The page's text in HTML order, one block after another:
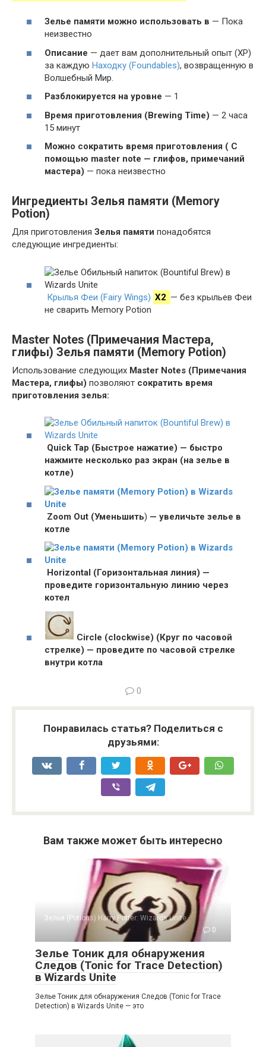
Зелье памяти можно использовать в — Пока
неизвестно
Описание — дает вам дополнительный опыт (XP)
за каждую Находку (Foundables), возвращенную в
Волшебный Мир.
Разблокируется на уровне — 1
Время приготовления (Brewing Time) — 2 часа
15 минут
Можно сократить время приготовления ( С
помощью master note — глифов, примечаний
мастера) — пока неизвестно
Ингредиенты Зелья памяти (Memory
Potion)
Для приготовления Зелья памяти понадобятся
следующие ингредиенты:
Крылья Феи (Fairy Wings) X2 — без крыльев Феи
не сварить Memory Potion
Master Notes (Примечания Мастера,
глифы) Зелья памяти (Memory Potion)
Использование следующих Master Notes (Примечания
Мастера, глифы) позволяют сократить время
приготовления зелья:
Quick Tap (Быстрое нажатие) — быстро
нажмите несколько раз экран (на зелье в
котле)
Zoom Out (Уменьшить) — увеличьте зелье в
котле
Horizontal (Горизонтальная линия) —
проведите горизонтальную линию через
котел
Circle (clockwise) (Круг по часовой
стрелке) — проведите по часовой стрелке
внутри котла
0
Понравилась статья? Поделиться с
друзьями:
Вам также может быть интересно
Зелья (Potions) Harry Potter: Wizards Unite
0
Зелье Тоник для обнаружения
Следов (Tonic for Trace Detection)
в Wizards Unite
Зелье Тоник для обнаружения Следов (Tonic for Trace
Detection) в Wizards Unite — это